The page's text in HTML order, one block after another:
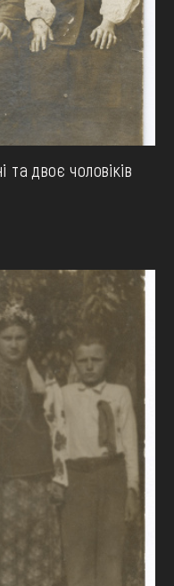
та двоє чоловіків